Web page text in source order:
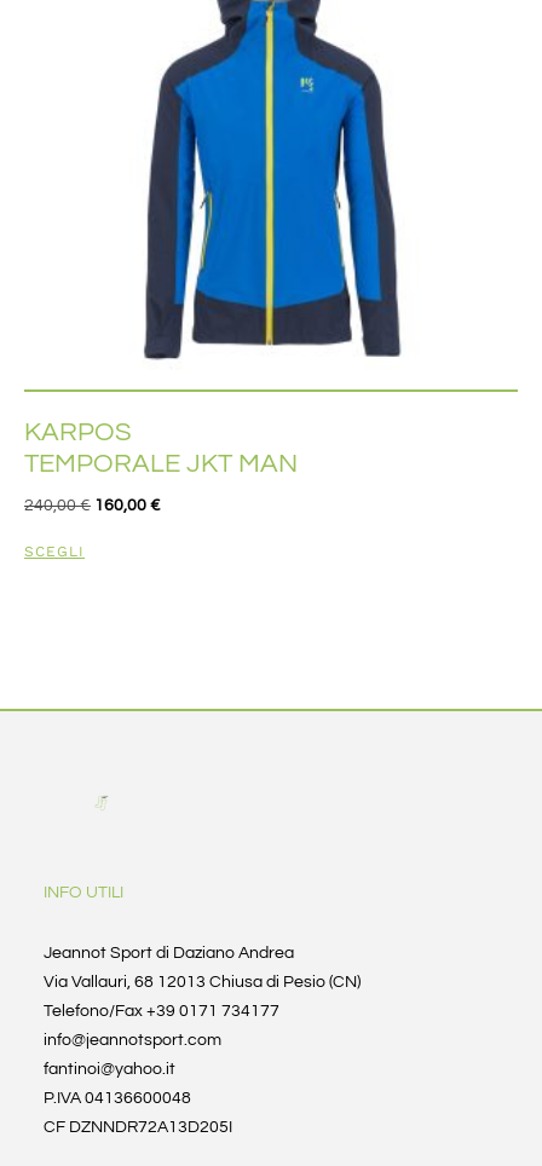
KARPOS
TEMPORALE JKT MAN
240,00€ 160,00 €
SCEGLI
INFO UTILI
Jeannot Sport di Daziano Andrea
Via Vallauri, 68 12013 Chiusa di Pesio (CN)
Telefono/Fax +39 0171 734177
info@jeannotsport.com
fantinoi@yahoo.it
P.IVA 04136600048
CF DZNNDR72A13D205I